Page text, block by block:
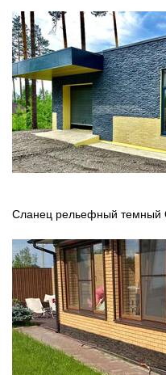
Сланец рельефный темный